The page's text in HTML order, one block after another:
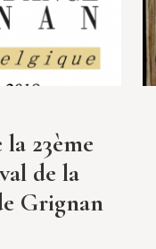
23ème
de la
Grignan